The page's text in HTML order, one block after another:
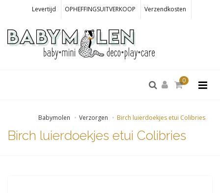
Levertijd OPHEFFINGSUITVERKOOP Verzendkosten
0
Babymolen Verzorgen Birch luierdoekjes etui Colibries
Birch luierdoekjes etui Colibries